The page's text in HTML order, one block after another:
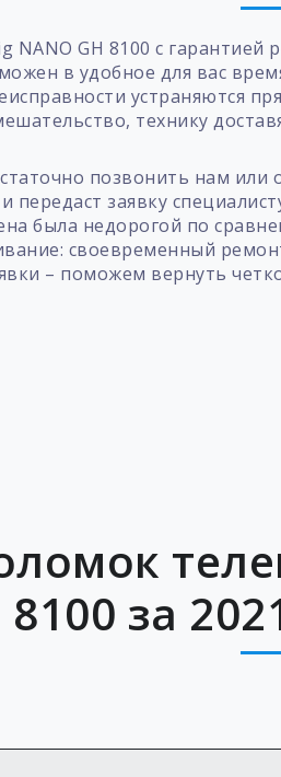
GH 8100 с
в удобное для вас
устраняются
технику
позвонить нам
передаст заявку
была недорогой по
своевременный
– поможем вернуть
8100 за